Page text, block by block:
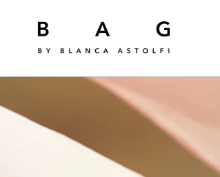
al contenido